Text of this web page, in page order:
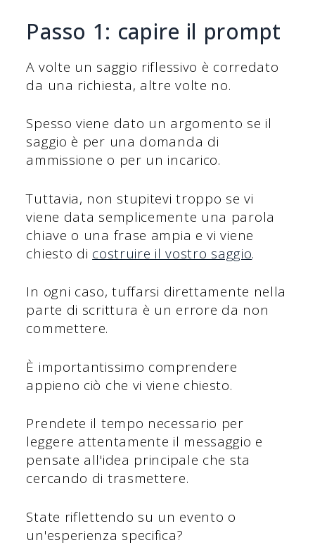
Passo 1: capire il prompt
A volte un saggio riflessivo è corredato
da una richiesta, altre volte no.
Spesso viene dato un argomento se il
saggio è per una domanda di
ammissione o per un incarico.
Tuttavia, non stupitevi troppo se vi
viene data semplicemente una parola
chiave o una frase ampia e vi viene
chiesto di costruire il vostro saggio.
In ogni caso, tuffarsi direttamente nella
parte di scrittura è un errore da non
commettere.
È importantissimo comprendere
appieno ciò che vi viene chiesto.
Prendete il tempo necessario per
leggere attentamente il messaggio e
pensate all'idea principale che sta
cercando di trasmettere.
State riflettendo su un evento o
un'esperienza specifica?